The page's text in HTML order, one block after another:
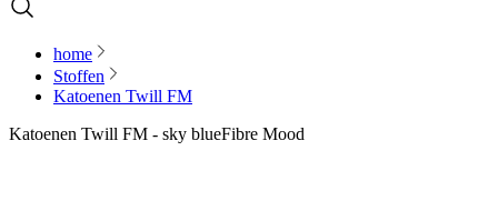
home
Stoffen
Katoenen Twill FM
Katoenen Twill FM - sky blueFibre Mood